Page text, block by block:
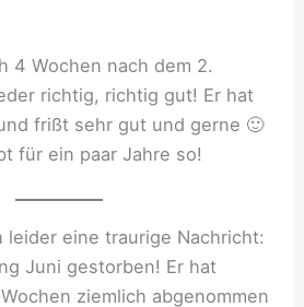
4 Wochen nach dem 2.
richtig, richtig gut! Er hat
frißt sehr gut und gerne 🙂
für ein paar Jahre so!
leider eine traurige Nachricht:
Juni gestorben! Er hat
ziemlich abgenommen